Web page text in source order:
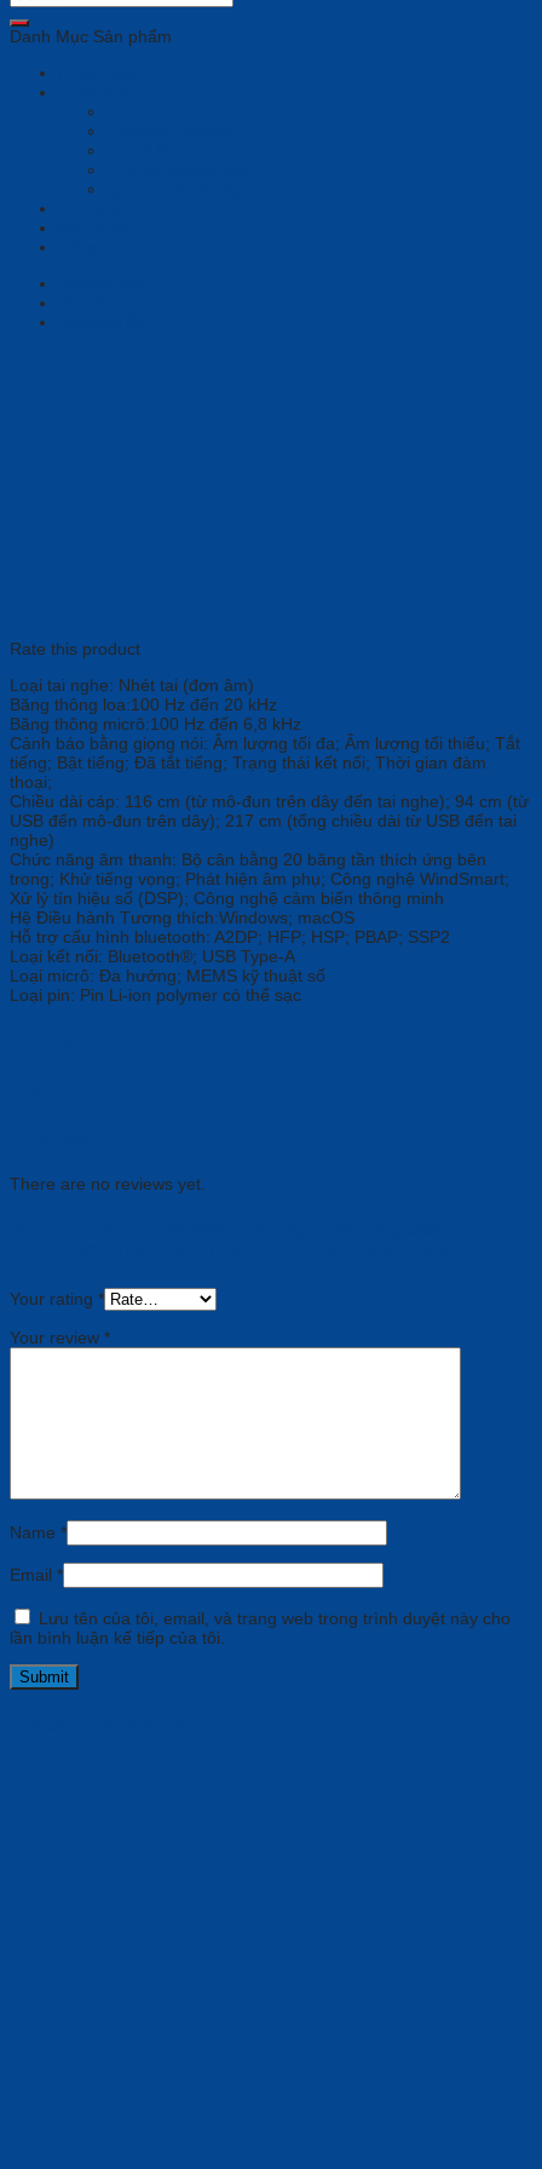
+BT700
quantity
Danh Mục Sản phẩm
Rate this product
Loại tai nghe: Nhét tai (đơn âm)
Băng thông loa:100 Hz đến 20 kHz
Băng thông micrô:100 Hz đến 6,8 kHz
Cảnh báo bằng giọng nói: Âm lượng tối đa; Âm lượng tối thiểu; Tắt
tiếng; Bật tiếng; Đã tắt tiếng; Trạng thái kết nối; Thời gian đàm
thoại;
Chiều dài cáp: 116 cm (từ mô-đun trên dây đến tai nghe); 94 cm (từ
USB đến mô-đun trên dây); 217 cm (tổng chiều dài từ USB đến tai
nghe)
Chức năng âm thanh: Bộ cân bằng 20 băng tần thích ứng bên
trong; Khử tiếng vọng; Phát hiện âm phụ; Công nghệ WindSmart;
Xử lý tín hiệu số (DSP); Công nghệ cảm biến thông minh
Hệ Điều hành Tương thích:Windows; macOS
Hỗ trợ cấu hình bluetooth: A2DP; HFP; HSP; PBAP; SSP2
Loại kết nối: Bluetooth®; USB Type-A
Loại micrô: Đa hướng; MEMS kỹ thuật số
Loại pin: Pin Li-ion polymer có thể sạc
There are no reviews yet.
Your rating *
Your review *
Name *
Email *
Lưu tên của tôi, email, và trang web trong trình duyệt này cho
lần bình luận kế tiếp của tôi.